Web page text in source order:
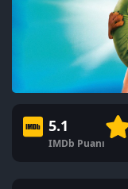
5.1
IMDb Puanı